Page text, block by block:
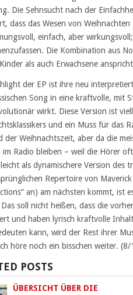
Die Sehnsucht nach der
dass das Wesen von
einfach, aber
Die Kombination aus
als auch Erwachsene
der EP ist ihre neu
Song in eine kraftvolle, mit
wirkt. Diese Version ist
und ein Muss für das
der Weihnachtszeit, aber da die
im Radio bleiben – weil die Hörer
als dynamischere Version des
Repertoire von
an) am nächsten kommt, ist
soll nicht heißen, dass die
und haben lyrisch kraftvolle
kann, wird der Rest ihrer
höre noch ein bisschen weiter. (8/
POSTS
ÜBERSICHT ÜBER DIE